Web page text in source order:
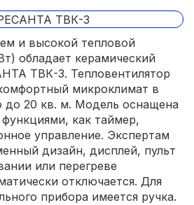
и высокой тепловой
обладает керамический
ТВК-3. Тепловентилятор
микроклимат в
20 кв. м. Модель оснащена
как таймер,
управление. Экспертам
дизайн, дисплей, пульт
или перегреве
отключается. Для
прибора имеется ручка.